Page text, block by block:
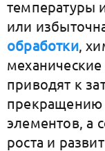
температуры
или
обработки,
приводят к
прекращению
элементов, а
роста и